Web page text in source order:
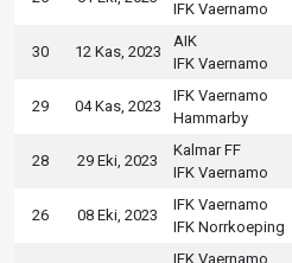
IFK Vaernamo
30 12 Kas, 2023
AIK
IFK Vaernamo
29 04 Kas, 2023
IFK Vaernamo
Hammarby
28 29 Eki, 2023
Kalmar FF
IFK Vaernamo
26 08 Eki, 2023
IFK Vaernamo
IFK Norrkoeping
IFK Vaernamo